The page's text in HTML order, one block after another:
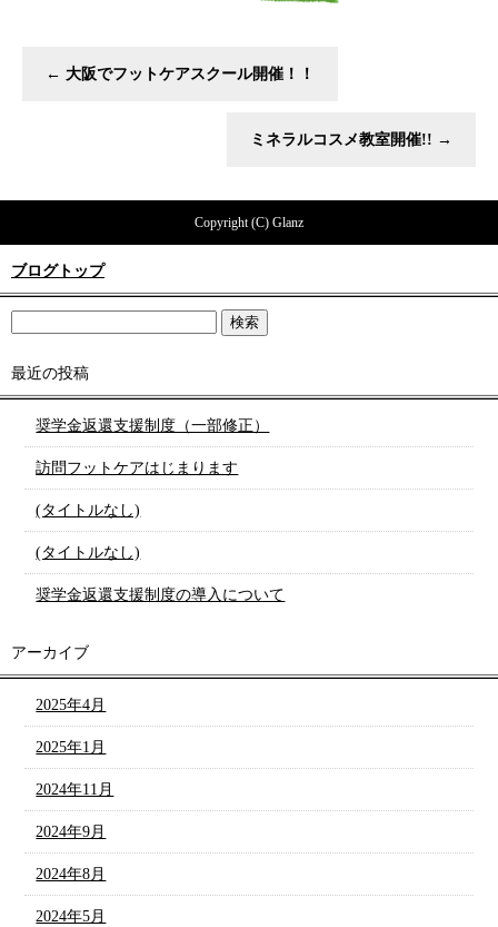
← 大阪でフットケアスクール開催！！
ミネラルコスメ教室開催!! →
Copyright (C) Glanz
ブログトップ
最近の投稿
奨学金返還支援制度（一部修正）
訪問フットケアはじまります
(タイトルなし)
(タイトルなし)
奨学金返還支援制度の導入について
アーカイブ
2025年4月
2025年1月
2024年11月
2024年9月
2024年8月
2024年5月